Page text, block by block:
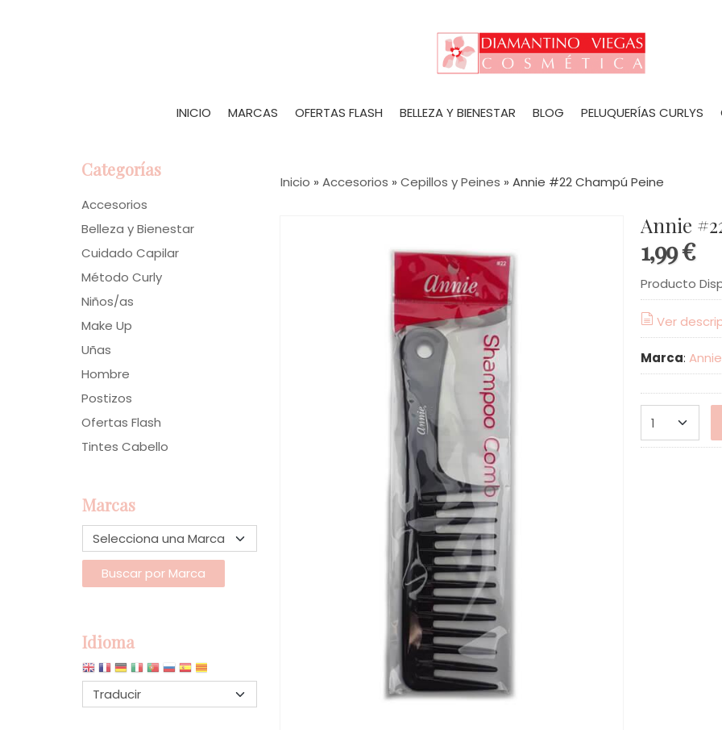
INICIO MARCAS OFERTAS FLASH BELLEZA Y BIENESTAR BLOG PELUQUERÍAS CURLYS
Categorías
Accesorios
Belleza y Bienestar
Cuidado Capilar
Método Curly
Niños/as
Make Up
Uñas
Hombre
Postizos
Ofertas Flash
Tintes Cabello
Marcas
Idioma
Inicio » Accesorios » Cepillos y Peines » Annie #22 Champú Peine
Annie
1,99 €
Producto
Ver
Marca: Annie